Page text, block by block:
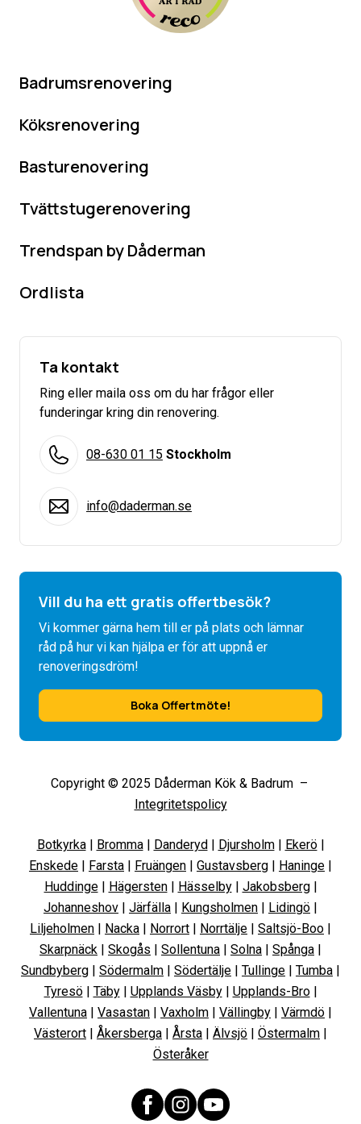
Badrumsrenovering
Köksrenovering
Basturenovering
Tvättstugerenovering
Trendspan by Dåderman
Ordlista
Ta kontakt
Ring eller maila oss om du har frågor eller
funderingar kring din renovering.
08-630 01 15 Stockholm
info@daderman.se
Vill du ha ett gratis offertbesök?
Vi kommer gärna hem till er på plats och lämnar
råd på hur vi kan hjälpa er för att uppnå er
renoveringsdröm!
Boka Offertmöte!
Copyright © 2025 Dåderman Kök & Badrum –
Integritetspolicy
Botkyrka| Bromma| Danderyd Djursholm| Ekerö|
Enskede
Farsta Fruängen Gustavsberg Haninge
Huddinge| Hägersten| Hässelby| Jakobsberg|
Johanneshov
Järfälla Kungsholmen Lidingö
Liljeholmen
Nacka Norrort Norrtälje Saltsjö-Boo
Skarpnäck
Skogås Sollentuna Solna Spånga
Sundbyberg
Södermalm Södertälje Tullinge Tumba
Tyresö| Täby| Upplands Väsby| Upplands-Bro|
Vallentuna
Vasastan Vaxholm Vällingby Värmdö
Västerort
Åkersberga Årsta Älvsjö Östermalm
Österåker
FacebookInstagramYouTube